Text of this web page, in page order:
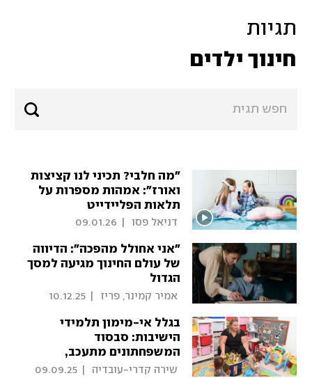
תגיות
חינוך ילדים
"מה חלבי? תכיני לנו קציצות
ואורז": אמהות מספרות על
תלאות הפליידייט
דניאל פסו 09.01.26
"אני אחולל מהפכה": הדיווה
של עולם החינוך מגיעה למסך
הגדול
אמיר קמינר, פריז 10.12.25
בגלל אי-מימון תלמידי
הישיבות: סבסוד
המשפחתונים מתעכב,
הפעוטות משלמים את המחיר
שירה קדרי-עובדיה 09.09.25